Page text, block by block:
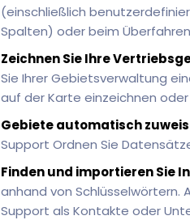
(einschließlich
Spalten) oder beim
Zeichnen Sie Ihre
Sie Ihrer Gebietsverwaltung
auf der Karte einzeichnen
Gebiete automatisch
Support Ordnen Sie
Finden und importieren Sie
anhand von Schlüsselwörtern.
Support als Kontakte oder